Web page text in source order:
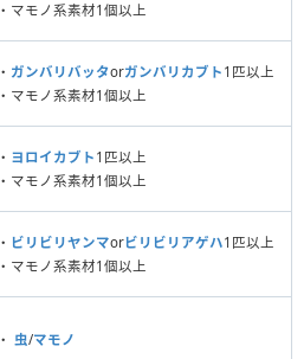
・マモノ系素材1個以上
・ ガンバリバッタorガンバリカブト 1匹以上
・マモノ系素材1個以上
・ ヨロイカブト 1匹以上
・マモノ系素材1個以上
・ ビリビリヤンマorビリビリアゲハ1匹以上
・マモノ系素材1個以上
・ 虫/マモノ